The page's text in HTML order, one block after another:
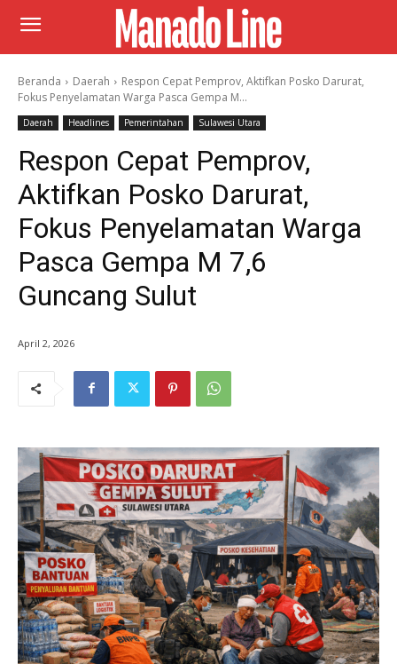
Beranda Daerah
Respon Cepat Pemprov, Aktifkan Posko Darurat,
Fokus Penyelamatan Warga Pasca Gempa M...
Daerah Headlines Pemerintahan Sulawesi Utara
Respon Cepat Pemprov,
Aktifkan Posko Darurat,
Fokus Penyelamatan Warga
Pasca Gempa M 7,6
Guncang Sulut
April 2, 2026